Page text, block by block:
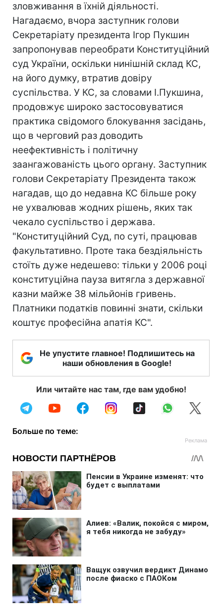
зловживання в їхній діяльності.
Нагадаємо, вчора заступник голови
Секретаріату президента Ігор Пукшин
запропонував переобрати Конституційний
суд України, оскільки нинішній склад КС,
на його думку, втратив довіру
суспільства. У КС, за словами І.Пукшина,
продовжує широко застосовуватися
практика свідомого блокування засідань,
що в черговий раз доводить
неефективність і політичну
заангажованість цього органу. Заступник
голови Секретаріату Президента також
нагадав, що до недавна КС більше року
не ухвалював жодних рішень, яких так
чекало суспільство і держава.
"Конституційний Суд, по суті, працював
факультативно. Проте така бездіяльність
стоїть дуже недешево: тільки у 2006 році
конституційна пауза витягла з державної
казни майже 38 мільйонів гривень.
Платники податків повинні знати, скільки
коштує професійна апатія КС".
Не упустите главное! Подпишитесь на
наши обновления в Google!
Или читайте нас там, где вам удобно!
Больше по теме: